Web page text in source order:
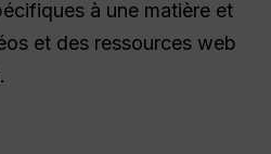
à une matière et
et des ressources web